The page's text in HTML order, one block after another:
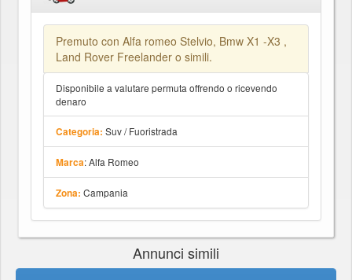
Premuto con Alfa romeo Stelvio, Bmw X1 -X3 ,
Land Rover Freelander o simili.
Disponibile a valutare permuta offrendo o ricevendo
denaro
Categoria: Suv / Fuoristrada
Marca: Alfa Romeo
Zona: Campania
Annunci simili